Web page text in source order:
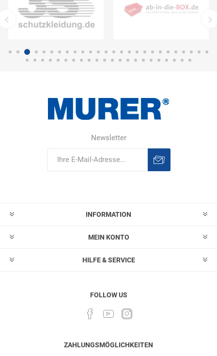
Newsletter
INFORMATION
MEIN KONTO
HILFE & SERVICE
FOLLOW US
ZAHLUNGSMÖGLICHKEITEN